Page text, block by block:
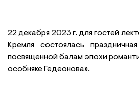
22 декабря 2023 г. для гостей
Кремля состоялась
посвященной балам эпохи
особняке Гедеонова».